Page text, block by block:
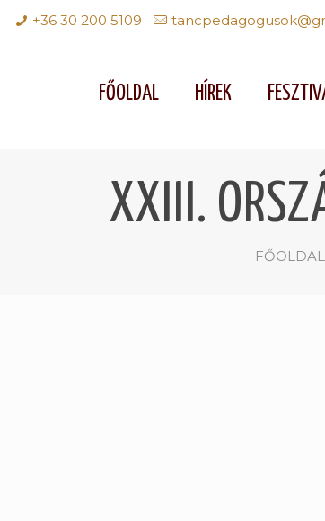
+36 30 200 5109
FŐOLDAL HÍREK
XXIII.
FŐOLDAL